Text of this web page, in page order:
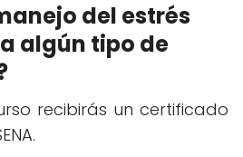
del estrés
algún tipo de
recibirás un certificado